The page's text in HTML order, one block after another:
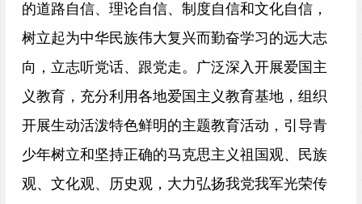
的道路自信、理论自信、制度自信和文化自信，
树立起为中华民族伟大复兴而勤奋学习的远大志
向，立志听党话、跟党走。广泛深入开展爱国主
义教育，充分利用各地爱国主义教育基地，组织
开展生动活泼特色鲜明的主题教育活动，引导青
少年树立和坚持正确的马克思主义祖国观、民族
观、文化观、历史观，大力弘扬我党我军光荣传